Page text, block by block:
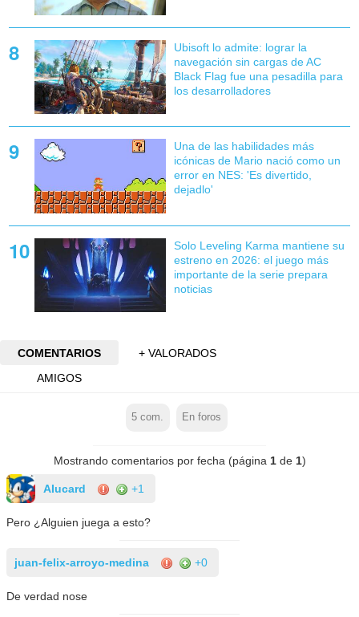
Ubisoft lo admite: lograr la
navegación sin cargas de AC
Black Flag fue una pesadilla para
los desarrolladores
Una de las habilidades más
icónicas de Mario nació como un
error en NES: 'Es divertido,
dejadlo'
Solo Leveling Karma mantiene su
estreno en 2026: el juego más
importante de la serie prepara
noticias
COMENTARIOS
+ VALORADOS
AMIGOS
5 com. En foros
Mostrando comentarios por fecha (página 1de 1)
AIucard +1
Pero ¿Alguien juega a esto?
juan-felix-arroyo-medina +0
De verdad nose